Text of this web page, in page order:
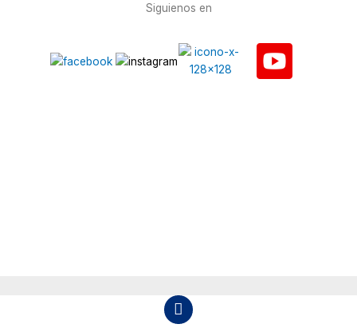
Siguienos en